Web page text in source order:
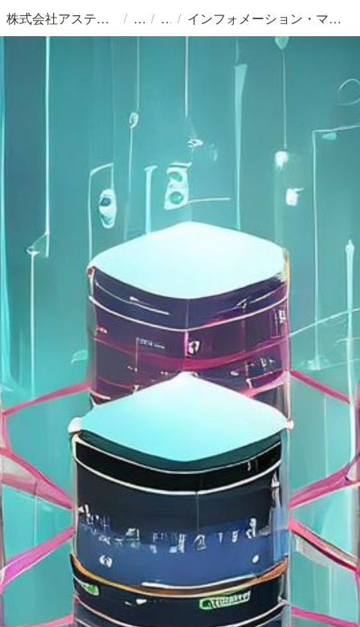
株式会社アステリスク / / / インフォメーション・マートのテーブルをオブジェクト・ストレージで実装する（１）